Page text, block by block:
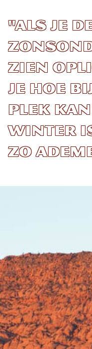
"Als je
zien
je hoe
plek
winter
zo